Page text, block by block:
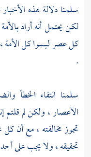
سلمنا دلالة هذه
لكن يحتمل أنه أراد
كل عصر ليسوا كل الأمة
.
سلمنا انتفاء الخطأ
الأعصار ، ولكن لم قلتم
تجوز مخالفته ، مع أن
تحقيقه ، ولا يجب على